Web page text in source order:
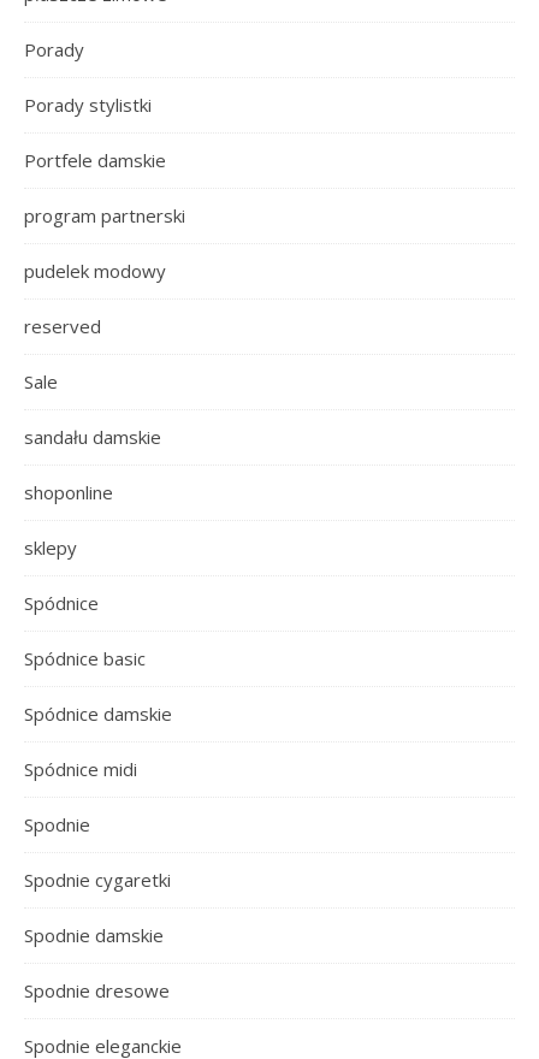
Porady
Porady stylistki
Portfele damskie
program partnerski
pudelek modowy
reserved
Sale
sandału damskie
shoponline
sklepy
Spódnice
Spódnice basic
Spódnice damskie
Spódnice midi
Spodnie
Spodnie cygaretki
Spodnie damskie
Spodnie dresowe
Spodnie eleganckie